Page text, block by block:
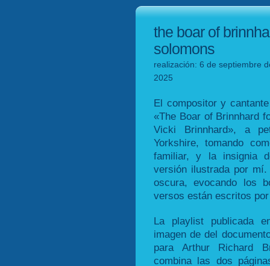
the boar of
solomons
realización: 6 de septiembre
2025
El compositor y
«The Boar of Brinnhard
Vicki Brinnhard», a
Yorkshire, tomando
familiar, y la insignia
versión ilustrada por mí.
oscura, evocando los
versos están escritos
La playlist publicada
imagen de del
para Arthur Richard
combina las dos